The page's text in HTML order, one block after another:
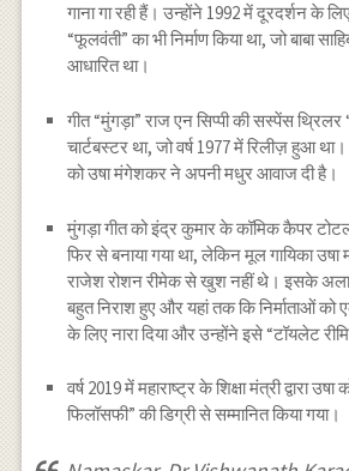
गाना गा रही हैं। उन्होंने 1992 में दूरदर्शन के
“फूलवंती” का भी निर्माण किया था, जो बाबा
आधारित था।
गीत “मुंगड़ा” राज एन सिप्पी की सस्पेंस
चार्टबस्टर था, जो वर्ष 1977 में रिलीज़ हुआ
को उषा मंगेशकर ने अपनी मधुर आवाज दी है।
मुंगड़ा गीत को इंद्र कुमार के कॉमिक कैपर
फिर से बनाया गया था, लेकिन मूल गायिका
राजेश रोशन रीमेक से खुश नहीं थे। इसके
बहुत निराश हुए और यहां तक ​​कि निर्माताओं को
के लिए नारा दिया और उन्होंने इसे “टॉयलेट
वर्ष 2019 में महाराष्ट्र के शिक्षा मंत्री द्वारा
फिलॉसफी” की डिग्री से सम्मानित किया गया।